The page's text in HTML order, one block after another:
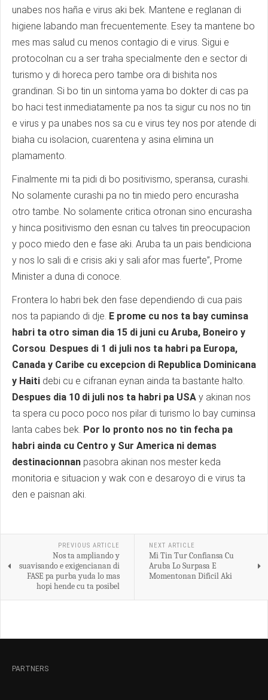
unabes nos haña e virus aki bek. Mantene e reglanan di
higiene labando man frecuentemente. Esey ta mantene bo
mes mas salud cu menos contagio di e virus. Sigui e
protocolnan cu a ser traha specialmente den e sector di
turismo y di horeca pero tambe ora di bishita nos
grandinan. Si bo tin un sintoma yama bo dokter di cas pa
bo haci test inmediatamente pa nos ta sigur cu nos no tin
e virus y pa unabes nos sa cu e virus tey nos por atende di
biaha cu isolacion, cuarentena y asina elimina un
plamamento.
Finalmente mi ta pidi di bo positivismo, speransa, curashi.
No solamente curashi pa no tin miedo pero encurasha
otro tambe. No solamente critica otronan sino encurasha
y hinca positivismo den esnan cu talves tin preocupacion
y poco miedo den e fase aki. Aruba ta un pais bendiciona
y nos lo sali di e crisis aki y sali afor mas fuerte”, Prome
Minister a duna di conoce.
Frontera lo habri bek den fase dependiendo di cua pais
nos ta papiando di dje. E prome cu nos ta bay cuminsa
habri ta otro siman dia 15 di juni cu Aruba, Boneiro y
Corsou. Despues di 1 di juli nos ta habri pa Europa,
Canada y Caribe cu excepcion di Republica Dominicana
y Haiti debi cu e cifranan eynan ainda ta bastante halto.
Despues dia 10 di juli nos ta habri pa USA y akinan nos
ta spera cu poco poco nos pilar di turismo lo bay cuminsa
lanta cabes bek. Por lo pronto nos no tin fecha pa
habri ainda cu Centro y Sur America ni demas
destinacionnan pasobra akinan nos mester keda
monitoria e situacion y wak con e desaroyo di e virus ta
den e paisnan aki.
PREVIOUS ARTICLE
Nos ta ampliando y
suavisando e exigencianan di
FASE pa purba yuda lo mas
hopi hende cu ta posibel
NEXT ARTICLE
Mi Tin Tur Confiansa Cu
Aruba Lo Surpasa E
Momentonan Dificil Aki
PARTNERS